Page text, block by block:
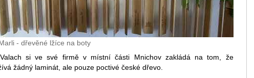
- dřevěné lžíce na boty
si ve své firmě v místní části Mnichov zakládá na tom, že
žádný laminát, ale pouze poctivé české dřevo.